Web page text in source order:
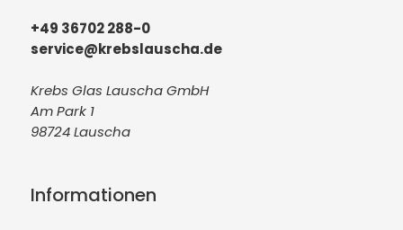
+49 36702 288-0
service@krebslauscha.de
Krebs Glas Lauscha GmbH
Am Park 1
98724 Lauscha
Informationen